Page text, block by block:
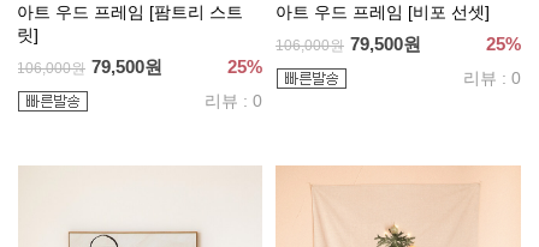
아트 우드 프레임 [팜트리 스트
릿]
106,000원 79,500원 25%
리뷰 : 0
아트 우드 프레임 [비포 선셋]
106,000원 79,500원 25%
리뷰 : 0